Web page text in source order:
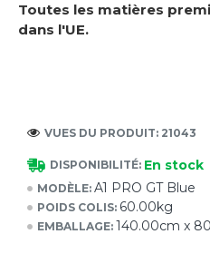
Toutes les matières
dans l'UE.
DISPONIBILITÉ: En stock
MODÈLE: A1 PRO GT Blue
POIDS COLIS: 60.00kg
EMBALLAGE: 140.00cm x
VUES DU PRODUIT: 21043